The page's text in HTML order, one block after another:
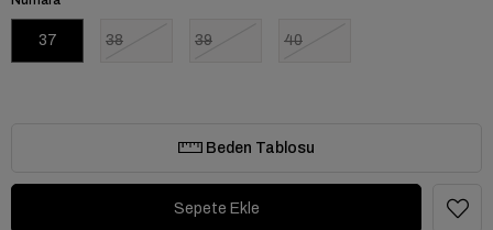
37 38 39 40
Beden Tablosu